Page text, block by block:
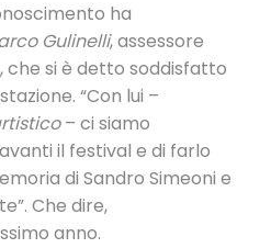
ha
Gulinelli, assessore
che si è detto soddisfatto
“Con lui –
– ci siamo
il festival e di farlo
di Sandro Simeoni e
Che dire,
anno.